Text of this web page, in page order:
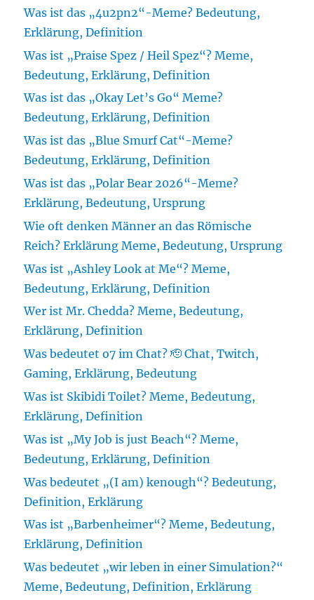
Was ist das „4u2pn2“-Meme? Bedeutung,
Erklärung, Definition
Was ist „Praise Spez / Heil Spez“? Meme,
Bedeutung, Erklärung, Definition
Was ist das „Okay Let’s Go“ Meme?
Bedeutung, Erklärung, Definition
Was ist das „Blue Smurf Cat“-Meme?
Bedeutung, Erklärung, Definition
Was ist das „Polar Bear 2026“-Meme?
Erklärung, Bedeutung, Ursprung
Wie oft denken Männer an das Römische
Reich? Erklärung Meme, Bedeutung, Ursprung
Was ist „Ashley Look at Me“? Meme,
Bedeutung, Erklärung, Definition
Wer ist Mr. Chedda? Meme, Bedeutung,
Erklärung, Definition
Was bedeutet o7 im Chat? 🫡 Chat, Twitch,
Gaming, Erklärung, Bedeutung
Was ist Skibidi Toilet? Meme, Bedeutung,
Erklärung, Definition
Was ist „My Job is just Beach“? Meme,
Bedeutung, Erklärung, Definition
Was bedeutet „(I am) kenough“? Bedeutung,
Definition, Erklärung
Was ist „Barbenheimer“? Meme, Bedeutung,
Erklärung, Definition
Was bedeutet „wir leben in einer Simulation?“
Meme, Bedeutung, Definition, Erklärung